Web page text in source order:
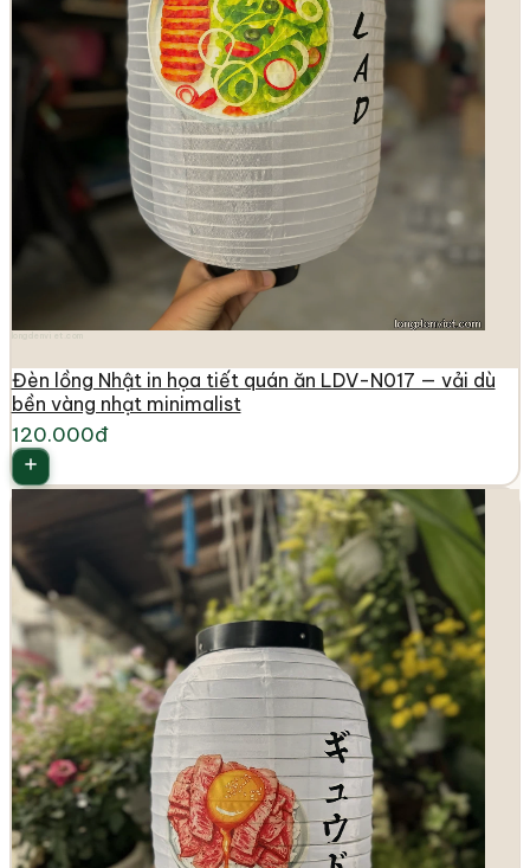
Đèn lồng Nhật in họa tiết quán ăn LDV-N017 — vải dù
bền vàng nhạt minimalist
120.000đ